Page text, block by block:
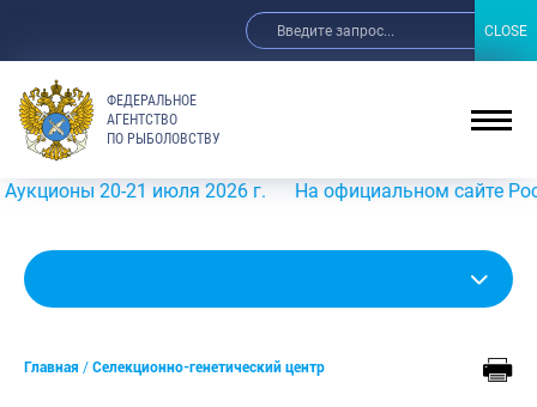
ФЕДЕРАЛЬНОЕ
АГЕНТСТВО
ПО РЫБОЛОВСТВУ
21 июля 2026 г. На официальном сайте
Главная Селекционно-генетический центр
CLOSE
CLOSE